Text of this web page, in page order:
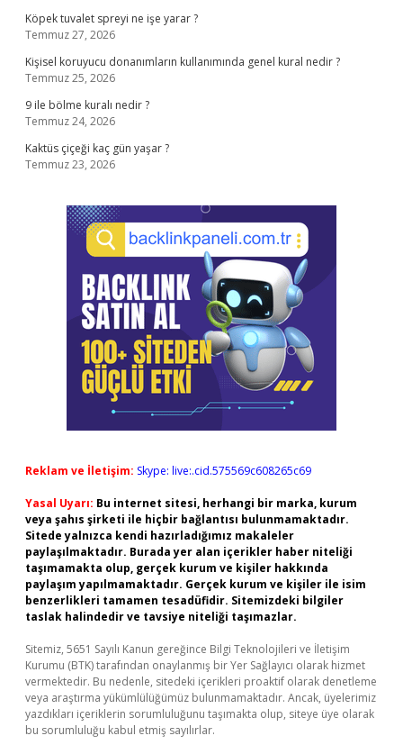
Köpek tuvalet spreyi ne işe yarar ?
Temmuz 27, 2026
Kişisel koruyucu donanımların kullanımında genel kural nedir ?
Temmuz 25, 2026
9 ile bölme kuralı nedir ?
Temmuz 24, 2026
Kaktüs çiçeği kaç gün yaşar ?
Temmuz 23, 2026
Reklam ve İletişim: Skype: live:.cid.575569c608265c69
Yasal Uyarı: Bu internet sitesi, herhangi bir marka, kurum
veya şahıs şirketi ile hiçbir bağlantısı bulunmamaktadır.
Sitede yalnızca kendi hazırladığımız makaleler
paylaşılmaktadır. Burada yer alan içerikler haber niteliği
taşımamakta olup, gerçek kurum ve kişiler hakkında
paylaşım yapılmamaktadır. Gerçek kurum ve kişiler ile isim
benzerlikleri tamamen tesadüfidir. Sitemizdeki bilgiler
taslak halindedir ve tavsiye niteliği taşımazlar.
Sitemiz, 5651 Sayılı Kanun gereğince Bilgi Teknolojileri ve İletişim
Kurumu (BTK) tarafından onaylanmış bir Yer Sağlayıcı olarak hizmet
vermektedir. Bu nedenle, sitedeki içerikleri proaktif olarak denetleme
veya araştırma yükümlülüğümüz bulunmamaktadır. Ancak, üyelerimiz
yazdıkları içeriklerin sorumluluğunu taşımakta olup, siteye üye olarak
bu sorumluluğu kabul etmiş sayılırlar.